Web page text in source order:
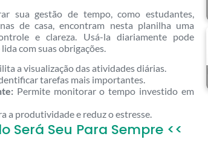
sua gestão de tempo, como estudantes,
de casa, encontram nesta planilha uma
e clareza. Usá-la diariamente pode
com suas obrigações.
a visualização das atividades diárias.
tarefas mais importantes.
Permite monitorar o tempo investido em
a produtividade e reduz o estresse.
Será Seu Para Sempre <<